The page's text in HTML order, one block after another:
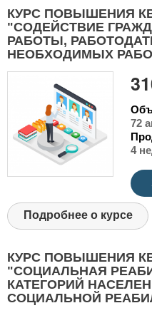
КУРС ПОВЫШЕНИЯ
"СОДЕЙСТВИЕ
РАБОТЫ,
НЕОБХОДИМЫХ
72
4
Подробнее о курсе
КУРС ПОВЫШЕНИЯ
"СОЦИАЛЬНАЯ
КАТЕГОРИЙ
СОЦИАЛЬНОЙ